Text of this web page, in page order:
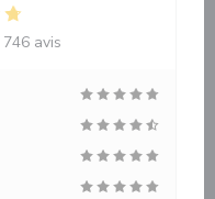
746 avis